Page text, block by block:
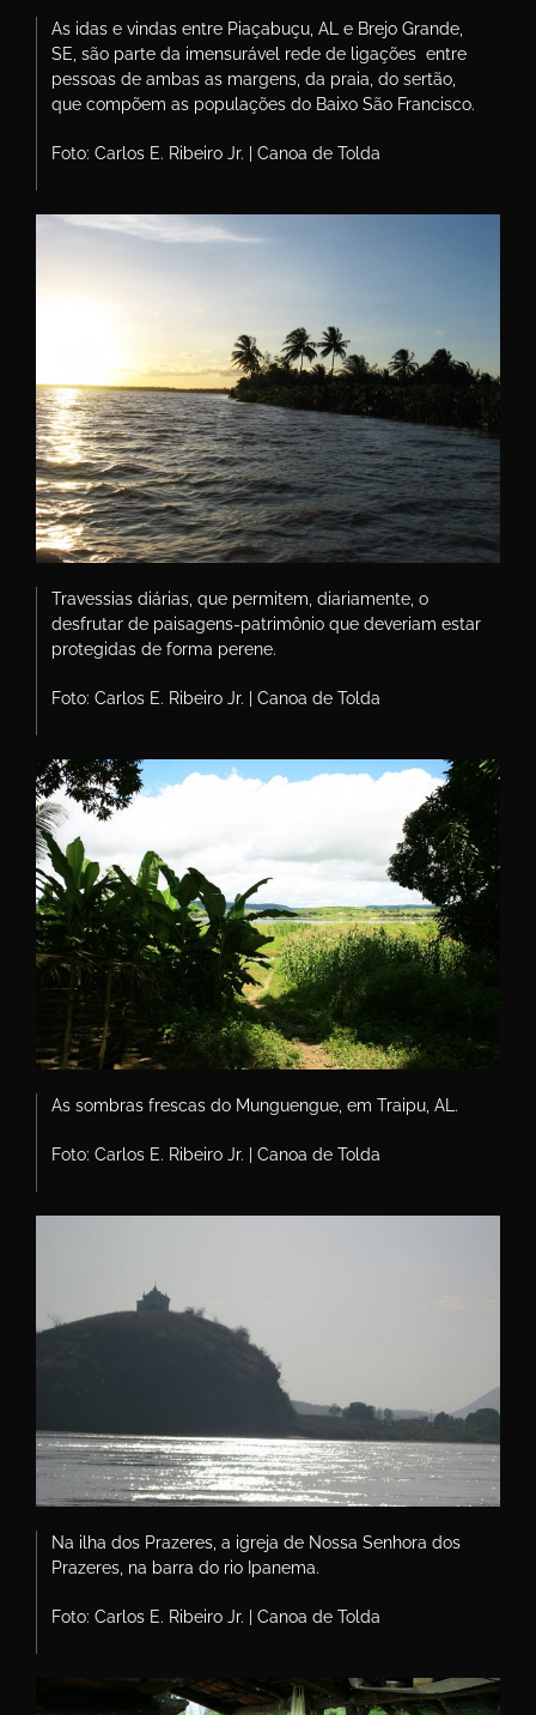
As idas e vindas entre Piaçabuçu, AL e Brejo Grande,
SE, são parte da imensurável rede de ligações entre
pessoas de ambas as margens, da praia, do sertão,
que compõem as populações do Baixo São Francisco.
Foto: Carlos E. Ribeiro Jr. | Canoa de Tolda
Travessias diárias, que permitem, diariamente, o
desfrutar de paisagens-patrimônio que deveriam estar
protegidas de forma perene.
Foto: Carlos E. Ribeiro Jr. | Canoa de Tolda
As sombras frescas do Munguengue, em Traipu, AL.
Foto: Carlos E. Ribeiro Jr. | Canoa de Tolda
Na ilha dos Prazeres, a igreja de Nossa Senhora dos
Prazeres, na barra do rio Ipanema.
Foto: Carlos E. Ribeiro Jr. | Canoa de Tolda